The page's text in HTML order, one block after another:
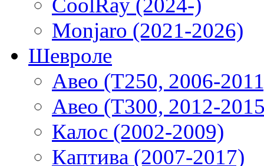
CoolRay (2024-)
Monjaro (2021-2026)
Шевроле
Авео (T250, 2006-
Авео (T300, 2012-
Калос (2002-2009)
Каптива (2007-2017)